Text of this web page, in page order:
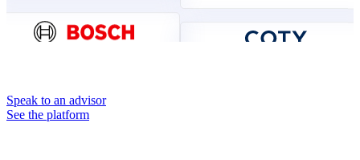
Speak to an advisor
See the platform